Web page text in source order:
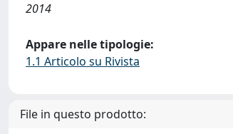
2014
Appare nelle tipologie:
1.1 Articolo su Rivista
File in questo prodotto: